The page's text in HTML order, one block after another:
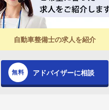
自動車整備士の求人を紹介
アドバイザーに相談